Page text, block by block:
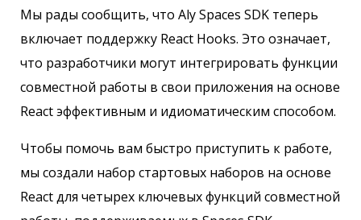
Мы рады сообщить, что Aly Spaces SDK теперь
включает поддержку React Hooks. Это означает,
что разработчики могут интегрировать функции
совместной работы в свои приложения на основе
React эффективным и идиоматическим способом.
Чтобы помочь вам быстро приступить к работе,
мы создали набор стартовых наборов на основе
React для четырех ключевых функций совместной